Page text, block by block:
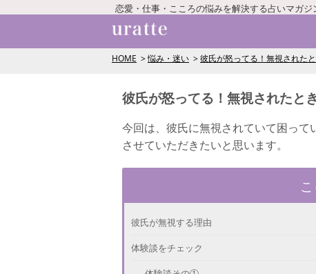
恋愛・仕事・こころの悩みを解決する占いマガジ
HOME 悩み・迷い 彼氏が怒ってる！無視された
彼氏が怒ってる！無視されたと
今回は、彼氏に無視されていて困っ
させていただきたいと思います。
彼氏が無視する理由
体験談をチェック